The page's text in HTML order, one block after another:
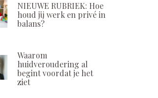
NIEUWE RUBRIEK: Hoe
houd jij werk en privé in
balans?
Waarom
huidveroudering al
begint voordat je het
ziet